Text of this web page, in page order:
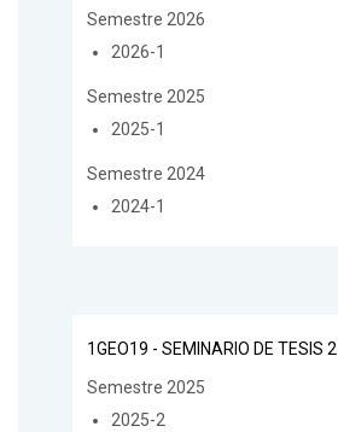
Semestre 2026
2026-1
Semestre 2025
2025-1
Semestre 2024
2024-1
1GEO19 - SEMINARIO DE TESIS 2
Semestre 2025
2025-2